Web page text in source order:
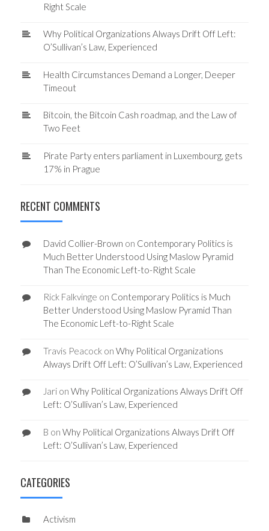
Right Scale
Why Political Organizations Always Drift Off Left:
O’Sullivan’s Law, Experienced
Health Circumstances Demand a Longer, Deeper
Timeout
Bitcoin, the Bitcoin Cash roadmap, and the Law of
Two Feet
Pirate Party enters parliament in Luxembourg, gets
17% in Prague
RECENT COMMENTS
David Collier-Brown on Contemporary Politics is
Much Better Understood Using Maslow Pyramid
Than The Economic Left-to-Right Scale
Rick Falkvinge on Contemporary Politics is Much
Better Understood Using Maslow Pyramid Than
The Economic Left-to-Right Scale
Travis Peacockon Why Political Organizations
Always Drift Off Left: O’Sullivan’s Law, Experienced
Jarion Why Political Organizations Always Drift Off
Left: O’Sullivan’s Law, Experienced
B on Why Political Organizations Always Drift Off
Left: O’Sullivan’s Law, Experienced
CATEGORIES
Activism